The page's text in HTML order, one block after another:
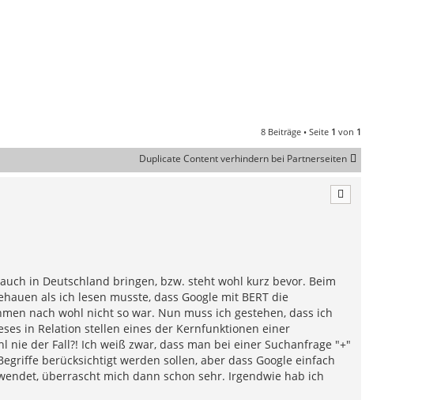
8 Beiträge • Seite 1 von 1
Duplicate Content verhindern bei Partnerseiten
in Deutschland bringen, bzw. steht wohl kurz bevor. Beim
als ich lesen musste, dass Google mit BERT die
nach wohl nicht so war. Nun muss ich gestehen, dass ich
in Relation stellen eines der Kernfunktionen einer
nie der Fall?! Ich weiß zwar, dass man bei einer Suchanfrage "+"
berücksichtigt werden sollen, aber dass Google einfach
überrascht mich dann schon sehr. Irgendwie hab ich